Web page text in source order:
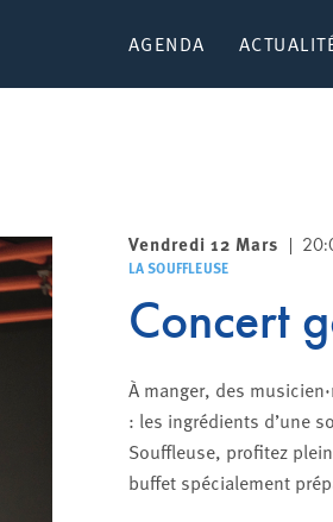
AGENDA
Vendredi 12 Mars
LA SOUFFLEUSE
Concert
À manger, des
: les ingrédients d’une
Souffleuse, profitez
buffet spécialement